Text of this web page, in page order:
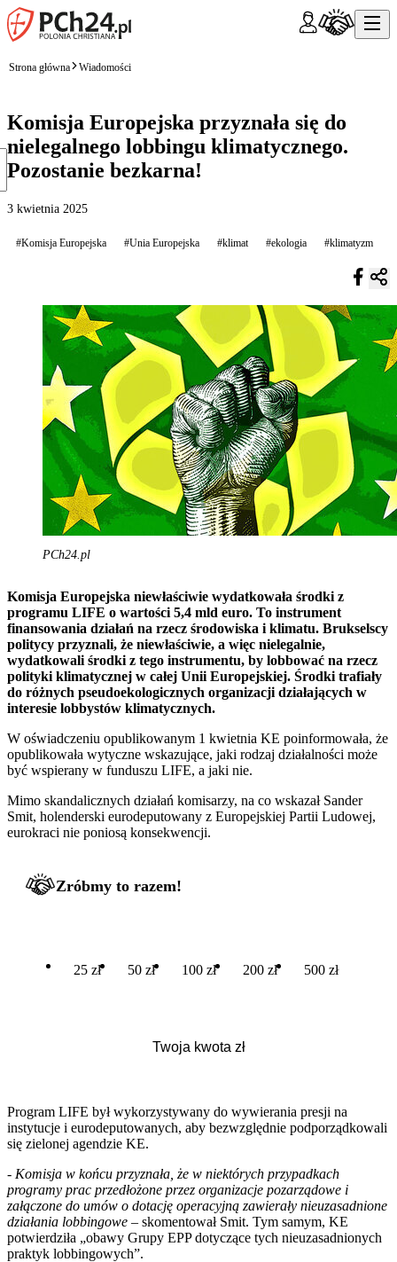
Strona główna Wiadomości
Komisja Europejska przyznała się do
nielegalnego lobbingu klimatycznego.
Pozostanie bezkarna!
3 kwietnia 2025
#Komisja Europejska #Unia Europejska #klimat #ekologia #klimatyzm
PCh24.pl
Komisja Europejska niewłaściwie wydatkowała środki z
programu LIFE o wartości 5,4 mld euro. To instrument
finansowania działań na rzecz środowiska i klimatu. Brukselscy
politycy przyznali, że niewłaściwie, a więc nielegalnie,
wydatkowali środki z tego instrumentu, by lobbować na rzecz
polityki klimatycznej w całej Unii Europejskiej. Środki trafiały
do różnych pseudoekologicznych organizacji działających w
interesie lobbystów klimatycznych.
W oświadczeniu opublikowanym 1 kwietnia KE poinformowała, że
​​opublikowała wytyczne wskazujące, jaki rodzaj działalności może
być wspierany w funduszu LIFE, a jaki nie.
Mimo skandalicznych działań komisarzy, na co wskazał Sander
Smit, holenderski eurodeputowany z Europejskiej Partii Ludowej,
eurokraci nie poniosą konsekwencji.
Zróbmy to razem!
25 zł 50 zł 100 zł 200 zł 500 zł
Program LIFE był wykorzystywany do wywierania presji na
instytucje i eurodeputowanych, aby bezwzględnie podporządkowali
się zielonej agendzie KE.
- Komisja w końcu przyznała, że ​​w niektórych przypadkach
programy prac przedłożone przez organizacje pozarządowe i
załączone do umów o dotację operacyjną zawierały nieuzasadnione
działania lobbingowe – skomentował Smit. Tym samym, KE
potwierdziła „obawy Grupy EPP dotyczące tych nieuzasadnionych
praktyk lobbingowych”.